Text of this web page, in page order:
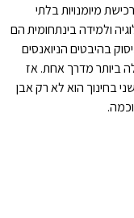
מיומנויות בלתי
ולמידה בינתחומית הם
בהיבטים הניואנסים
ביותר מדרך אחת. אז
בחינוך הוא לא רק אבן